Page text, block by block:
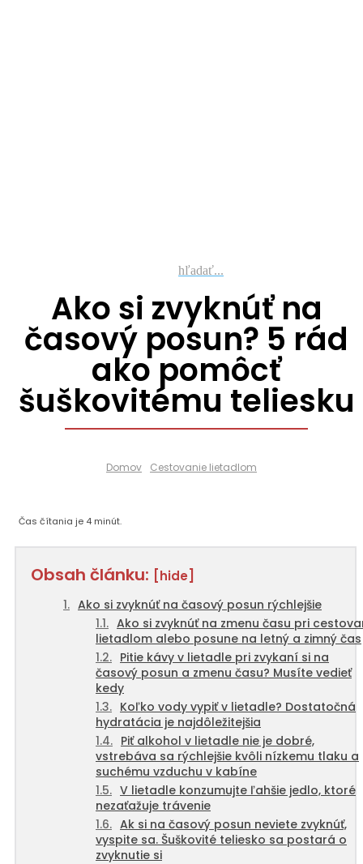
hľadať...
Ako si zvyknúť na
časový posun? 5 rád
ako pomôcť
šuškovitému teliesku
Domov Cestovanie lietadlom
Čas čítania je 4 minút.
Obsah článku: [hide]
Ako si zvyknúť na časový posun rýchlejšie
Ako si zvyknúť na zmenu času pri
lietadlom alebo posune na letný a zimný čas
Pitie kávy v lietadle pri zvykaní si na
časový posun a zmenu času? Musíte vedieť
kedy
Koľko vody vypiť v lietadle? Dostatočná
hydratácia je najdôležitejšia
Piť alkohol v lietadle nie je dobré,
vstrebáva sa rýchlejšie kvôli nízkemu tlaku a
suchému vzduchu v kabíne
V lietadle konzumujte ľahšie jedlo, ktoré
nezaťažuje trávenie
Ak si na časový posun neviete zvyknúť,
vyspite sa. Šuškovité teliesko sa postará o
zvyknutie si